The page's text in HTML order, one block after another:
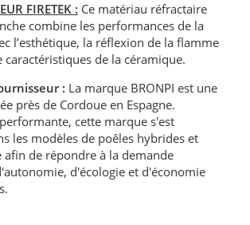
FIRETEK : Ce matériau réfractaire
combine les performances de la
l’esthétique, la réflexion de la flamme
caractéristiques de la céramique.
: La marque BRONPI est une
près de Cordoue en Espagne.
cette marque s'est
les modèles de poêles hybrides et
afin de répondre à la demande
d'écologie et d'économie